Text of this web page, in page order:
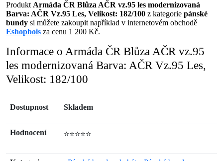
Produkt Armáda ČR Blůza AČR vz.95 les modernizovaná
Barva: AČR Vz.95 Les, Velikost: 182/100 z kategorie pánské
bundy si můžete zakoupit například v internetovém obchodě
Eshopbois za cenu 1 200 Kč.
Informace o Armáda ČR Blůza AČR vz.95
les modernizovaná Barva: AČR Vz.95 Les,
Velikost: 182/100
Dostupnost Skladem
Hodnocení ⭐⭐⭐⭐⭐